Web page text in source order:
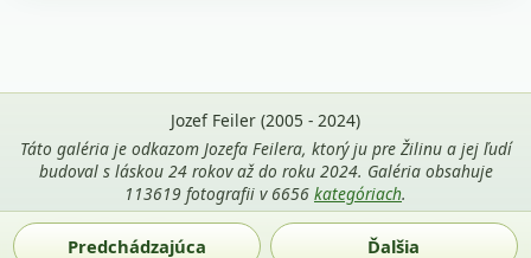
Predchádzajúca Ďalšia
Jozef Feiler (2005 - 2024)
Táto galéria je odkazom Jozefa Feilera, ktorý ju pre Žilinu a jej ľudí
budoval s láskou 24 rokov až do roku 2024. Galéria obsahuje
113619 fotografii v 6656 kategóriach.
Použitie fotografií z tejto stránky je povolené len s uvedením
mena autora Jozef Feiler a odkazu na
zilina-gallery.sk